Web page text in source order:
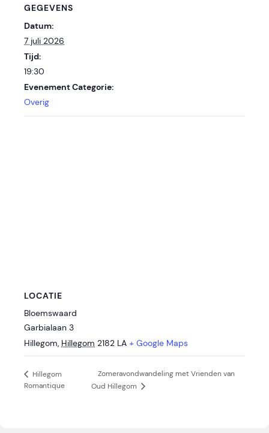
GEGEVENS
Datum:
7 juli 2026
Tijd:
19:30
Evenement Categorie:
Overig
LOCATIE
Bloemswaard
Garbialaan 3
Hillegom, Hillegom 2182 LA + Google Maps
Hillegom
Romantique
Zomeravondwandeling met Vrienden van
Oud Hillegom